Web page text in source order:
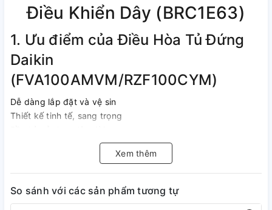
Điều Khiển Dây (BRC1E63)
1. Ưu điểm của Điều Hòa Tủ Đứng
Daikin
(FVA100AMVM/RZF100CYM)
Dễ dàng lắp đặt và vệ sin
Thiết kế tinh tế, sang trọng
2. Thông số kỹ thuật và tính năng
Xem thêm
So sánh với các sản phẩm tương tự